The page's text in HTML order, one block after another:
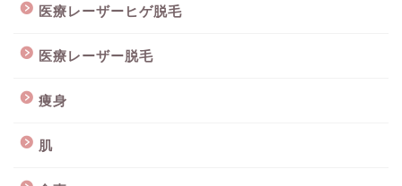
医療レーザーヒゲ脱毛
医療レーザー脱毛
痩身
肌